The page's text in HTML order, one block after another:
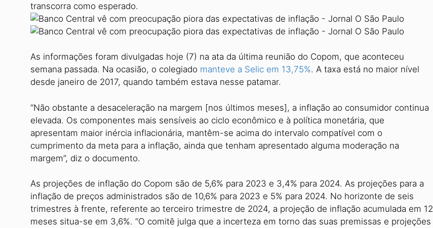
transcorra como esperado.
As informações foram divulgadas hoje (7) na ata da última reunião do Copom, que aconteceu
semana passada. Na ocasião, o colegiado manteve a Selic em 13,75%. A taxa está no maior nível
desde janeiro de 2017, quando também estava nesse patamar.
“Não obstante a desaceleração na margem [nos últimos meses], a inflação ao consumidor continua
elevada. Os componentes mais sensíveis ao ciclo econômico e à política monetária, que
apresentam maior inércia inflacionária, mantêm-se acima do intervalo compatível com o
cumprimento da meta para a inflação, ainda que tenham apresentado alguma moderação na
margem”, diz o documento.
As projeções de inflação do Copom são de 5,6% para 2023 e 3,4% para 2024. As projeções para a
inflação de preços administrados são de 10,6% para 2023 e 5% para 2024. No horizonte de seis
trimestres à frente, referente ao terceiro trimestre de 2024, a projeção de inflação acumulada em 12
meses situa-se em 3,6%. “O comitê julga que a incerteza em torno das suas premissas e projeções